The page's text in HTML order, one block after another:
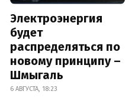
Электроэнергия
будет
распределяться по
новому принципу –
Шмыгаль
6 АВГУСТА, 18:23